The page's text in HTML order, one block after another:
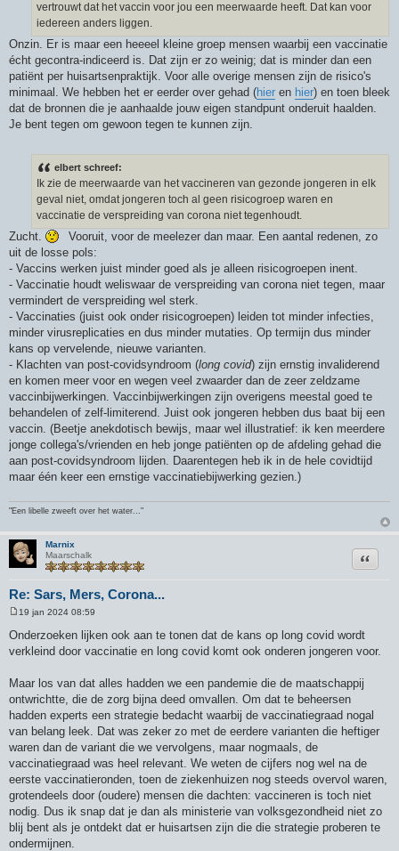
vertrouwt dat het vaccin voor jou een meerwaarde heeft. Dat kan voor
iedereen anders liggen.
Onzin. Er is maar een heeeel kleine groep mensen waarbij een vaccinatie
écht gecontra-indiceerd is. Dat zijn er zo weinig; dat is minder dan een
patiënt per huisartsenpraktijk. Voor alle overige mensen zijn de risico's
minimaal. We hebben het er eerder over gehad (hier en hier) en toen bleek
dat de bronnen die je aanhaalde jouw eigen standpunt onderuit haalden.
Je bent tegen om gewoon tegen te kunnen zijn.
elbert schreef:
Ik zie de meerwaarde van het vaccineren van gezonde jongeren in elk
geval niet, omdat jongeren toch al geen risicogroep waren en
vaccinatie de verspreiding van corona niet tegenhoudt.
Zucht.
Vooruit, voor de meelezer dan maar. Een aantal redenen, zo
uit de losse pols:
- Vaccins werken juist minder goed als je alleen risicogroepen inent.
- Vaccinatie houdt weliswaar de verspreiding van corona niet tegen, maar
vermindert de verspreiding wel sterk.
- Vaccinaties (juist ook onder risicogroepen) leiden tot minder infecties,
minder virusreplicaties en dus minder mutaties. Op termijn dus minder
kans op vervelende, nieuwe varianten.
- Klachten van post-covidsyndroom (long covid) zijn ernstig invaliderend
en komen meer voor en wegen veel zwaarder dan de zeer zeldzame
vaccinbijwerkingen. Vaccinbijwerkingen zijn overigens meestal goed te
behandelen of zelf-limiterend. Juist ook jongeren hebben dus baat bij een
vaccin. (Beetje anekdotisch bewijs, maar wel illustratief: ik ken meerdere
jonge collega's/vrienden en heb jonge patiënten op de afdeling gehad die
aan post-covidsyndroom lijden. Daarentegen heb ik in de hele covidtijd
maar één keer een ernstige vaccinatiebijwerking gezien.)
"Een libelle zweeft over het water..."
Marnix
Maarschalk
Re: Sars, Mers, Corona...
Citeer
r
i
t
19 jan 2024 08:59
Onderzoeken lijken ook aan te tonen dat de kans op long covid wordt
verkleind door vaccinatie en long covid komt ook onderen jongeren voor.
Maar los van dat alles hadden we een pandemie die de maatschappij
ontwrichtte, die de zorg bijna deed omvallen. Om dat te beheersen
hadden experts een strategie bedacht waarbij de vaccinatiegraad nogal
van belang leek. Dat was zeker zo met de eerdere varianten die heftiger
waren dan de variant die we vervolgens, maar nogmaals, de
vaccinatiegraad was heel relevant. We weten de cijfers nog wel na de
eerste vaccinatieronden, toen de ziekenhuizen nog steeds overvol waren,
grotendeels door (oudere) mensen die dachten: vaccineren is toch niet
nodig. Dus ik snap dat je dan als ministerie van volksgezondheid niet zo
blij bent als je ontdekt dat er huisartsen zijn die die strategie proberen te
ondermijnen.